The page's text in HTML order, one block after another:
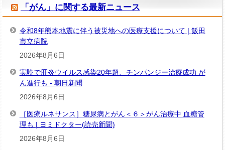
「がん」に関する最新ニュース
令和8年熊本地震に伴う被災地への医療支援について | 飯田
市立病院
2026年8月6日
実験で肝炎ウイルス感染20年超、チンパンジー治療成功 が
ん進行も - 朝日新聞
2026年8月6日
［医療ルネサンス］糖尿病とがん＜６＞がん治療中 血糖管
理も | ヨミドクター(読売新聞)
2026年8月6日